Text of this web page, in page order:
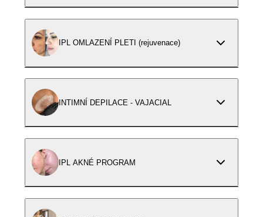
IPL OMLAZENÍ PLETI (rejuvenace)
INTIMNÍ DEPILACE - VAJACIAL
IPL AKNÉ PROGRAM